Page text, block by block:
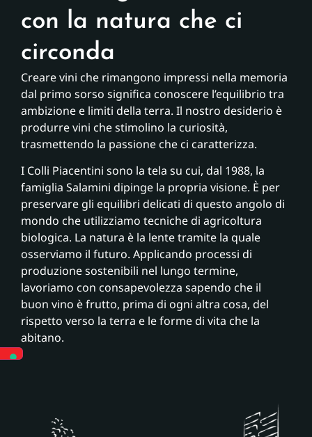
con la natura che ci
circonda
Creare vini che rimangono impressi nella memoria
dal primo sorso significa conoscere l’equilibrio tra
ambizione e limiti della terra. Il nostro desiderio è
produrre vini che stimolino la curiosità,
trasmettendo la passione che ci caratterizza.
I Colli Piacentini sono la tela su cui, dal 1988, la
famiglia Salamini dipinge la propria visione. È per
preservare gli equilibri delicati di questo angolo di
mondo che utilizziamo tecniche di agricoltura
biologica. La natura è la lente tramite la quale
osserviamo il futuro. Applicando processi di
produzione sostenibili nel lungo termine,
lavoriamo con consapevolezza sapendo che il
buon vino è frutto, prima di ogni altra cosa, del
rispetto verso la terra e le forme di vita che la
abitano.